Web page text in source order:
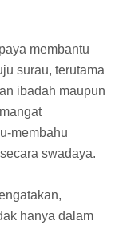
membantu
surau, terutama
ibadah maupun
membahu
swadaya.
hanya dalam